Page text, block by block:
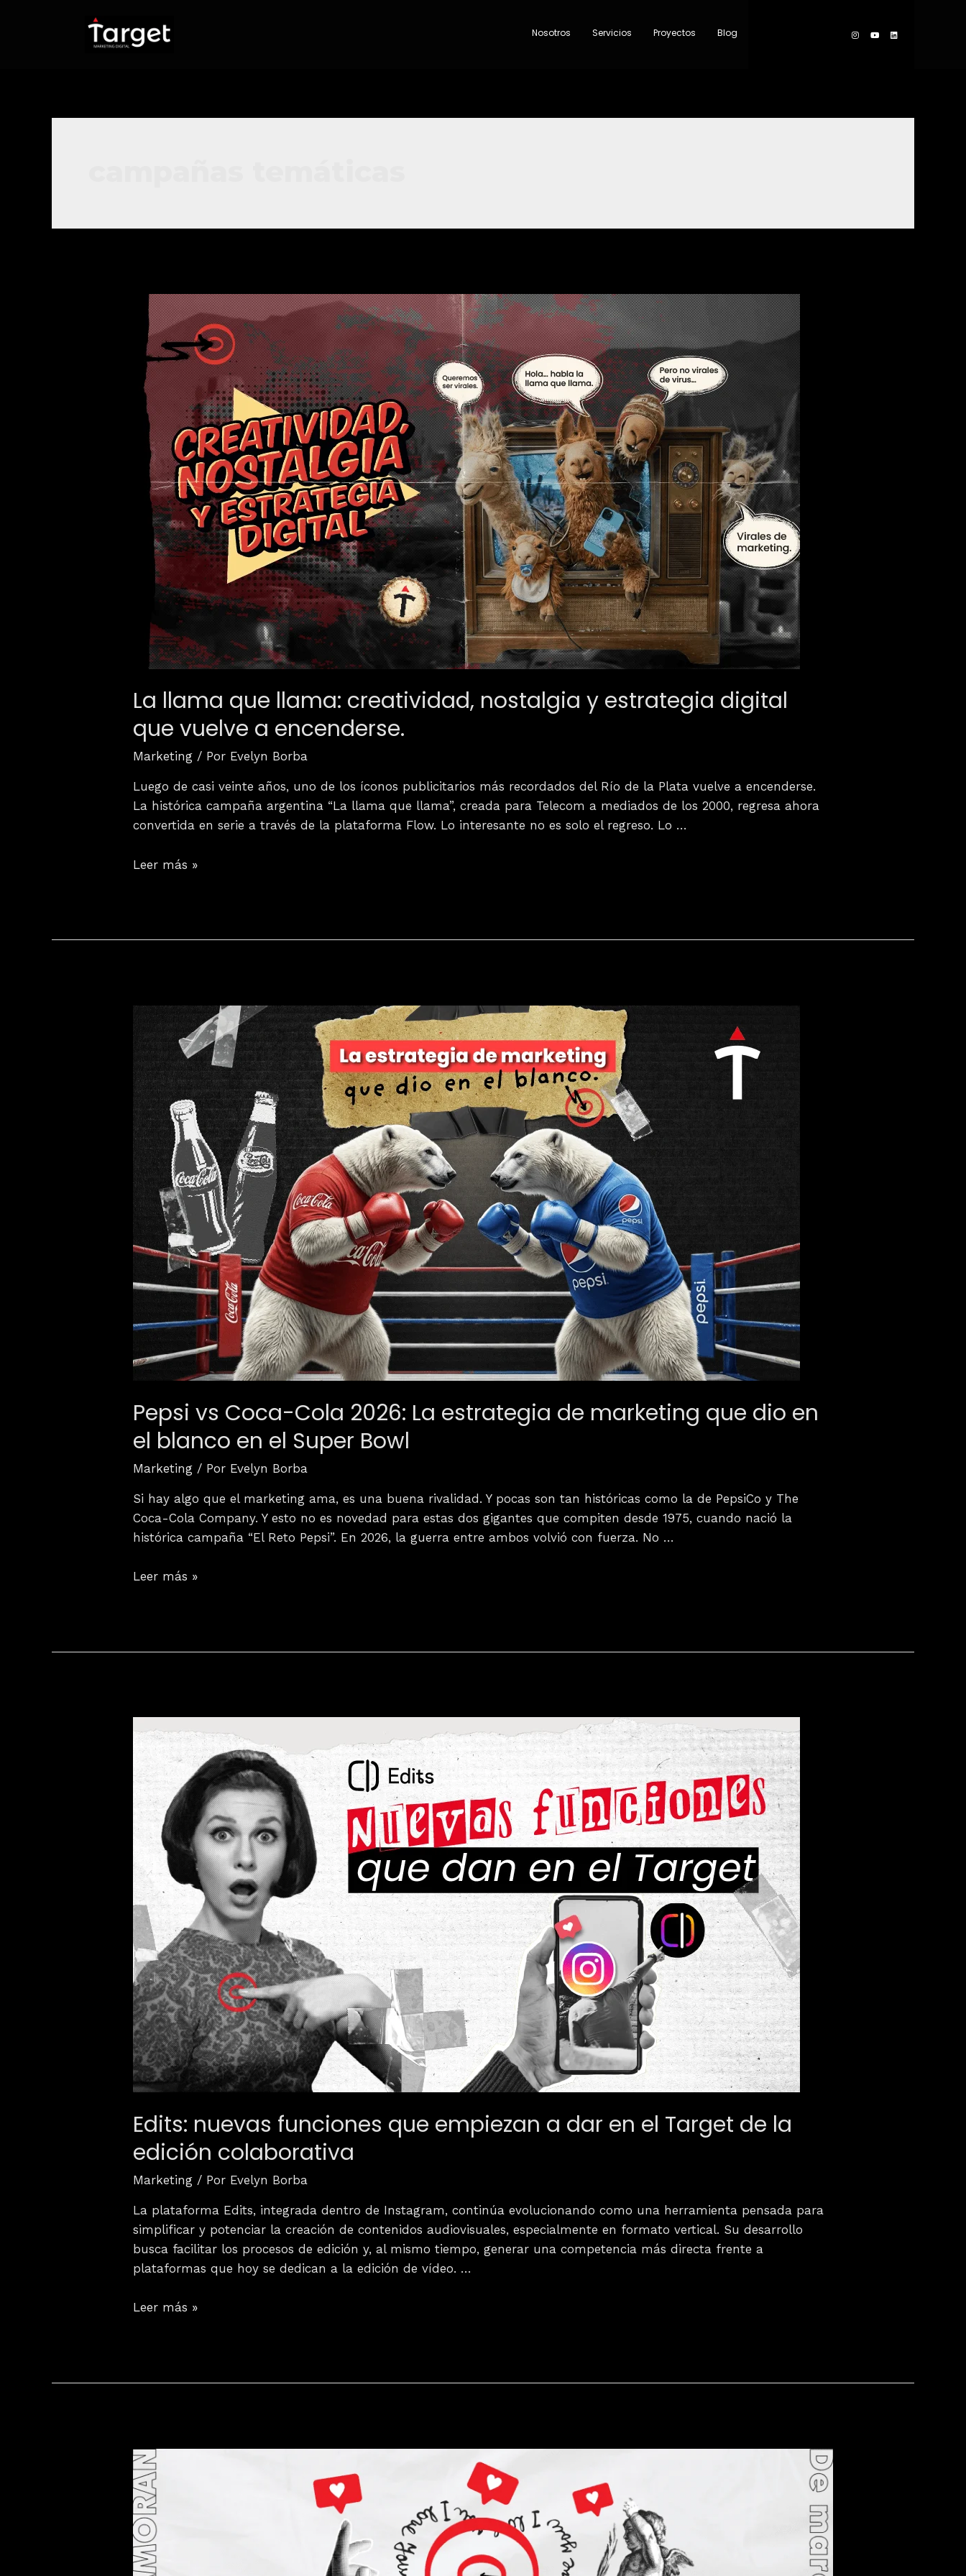
Nosotros Servicios Proyectos Blog
La llama que llama: creatividad, nostalgia y estrategia digital
que vuelve a encenderse.
Marketing / Por Evelyn Borba
Luego de casi veinte años, uno de los íconos publicitarios más recordados del Río de la Plata vuelve a encenderse.
La histórica campaña argentina “La llama que llama”, creada para Telecom a mediados de los 2000, regresa ahora
convertida en serie a través de la plataforma Flow. Lo interesante no es solo el regreso. Lo …
Leer más »
Pepsi vs Coca-Cola 2026: La estrategia de marketing que dio en
el blanco en el Super Bowl
Marketing / Por Evelyn Borba
Si hay algo que el marketing ama, es una buena rivalidad. Y pocas son tan históricas como la de PepsiCo y The
Coca-Cola Company. Y esto no es novedad para estas dos gigantes que compiten desde 1975, cuando nació la
histórica campaña “El Reto Pepsi”. En 2026, la guerra entre ambos volvió con fuerza. No …
Leer más »
Edits: nuevas funciones que empiezan a dar en el Target de la
edición colaborativa
Marketing / Por Evelyn Borba
La plataforma Edits, integrada dentro de Instagram, continúa evolucionando como una herramienta pensada para
simplificar y potenciar la creación de contenidos audiovisuales, especialmente en formato vertical. Su desarrollo
busca facilitar los procesos de edición y, al mismo tiempo, generar una competencia más directa frente a
plataformas que hoy se dedican a la edición de vídeo. …
Leer más »